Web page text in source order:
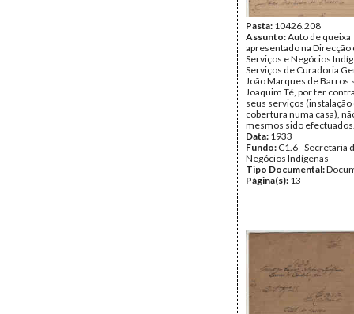
Pasta: 10426.208
Assunto:Auto de queixa
apresentado na Direcção
Serviços e Negócios
Serviços de Curadoria
João Marques de Barros
Joaquim Té, por ter
seus serviços (instalação
cobertura numa casa),
mesmos sido
Data: 1933
Fundo: C1.6 - Secretaria
Negócios Indígenas
Tipo Documental:
Página(s): 13